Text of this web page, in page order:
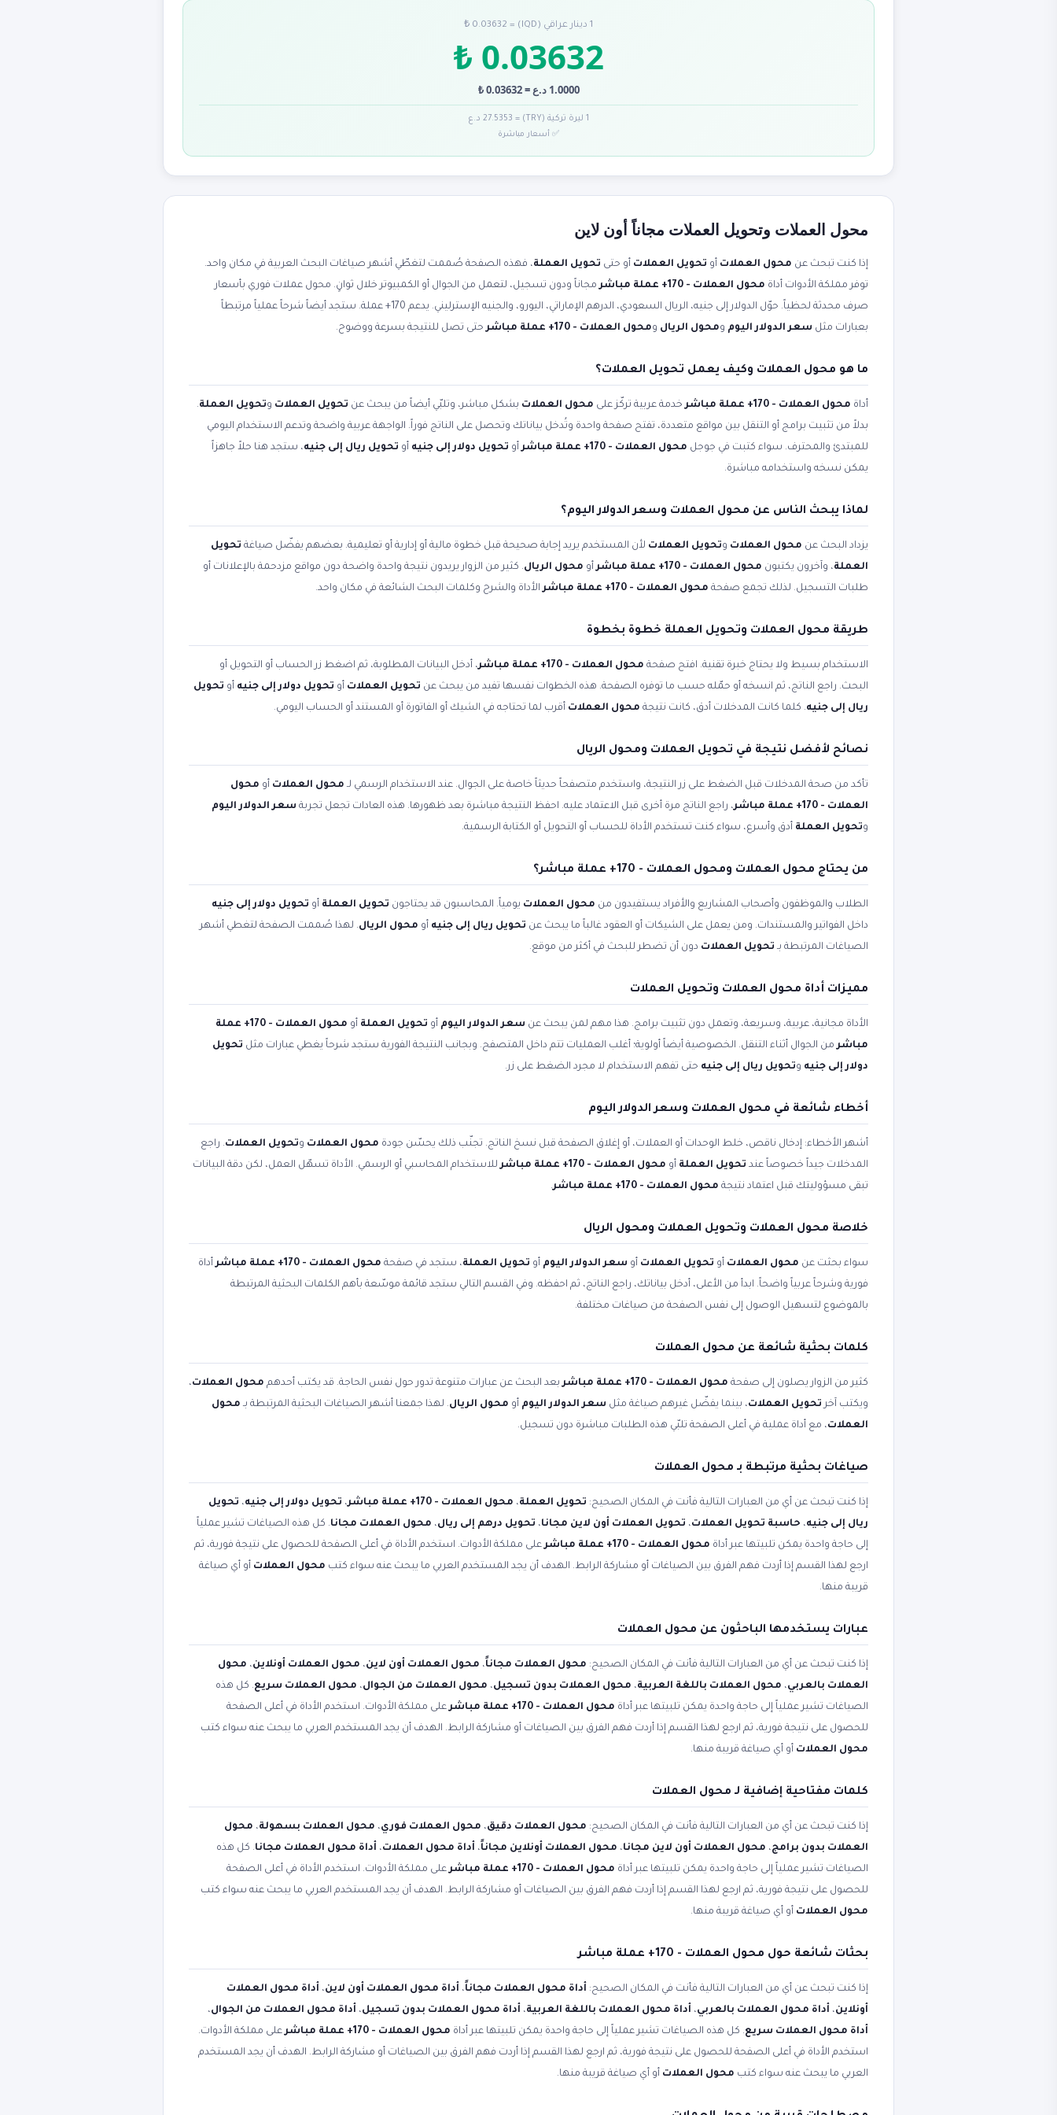
1 دينار عراقي (IQD) = 0.03632 ₺
0.03632 ₺
1.0000 د.ع = 0.03632 ₺
1 ليرة تركية (TRY) = 27.5353 د.ع
✅ أسعار مباشرة
محول العملات وتحويل العملات مجاناً أون لاين
إذا كنت تبحث عن محول العملات أو تحويل العملات أو حتى تحويل العملة، فهذه الصفحة صُممت لتغطّي أشهر صياغات البحث العربية في مكان واحد.
توفر مملكة الأدوات أداة محول العملات - 170+ عملة مباشر
مجاناً ودون تسجيل، لتعمل من الجوال أو الكمبيوتر خلال ثوانٍ. محول عملات فوري بأسعار
صرف محدثة لحظياً. حوّل الدولار إلى جنيه، الريال السعودي، الدرهم الإماراتي، اليورو، والجنيه الإسترليني. يدعم 170+ عملة. ستجد أيضاً شرحاً عملياً مرتبطاً
بعبارات مثل سعر الدولار اليوم ومحول الريال ومحول العملات - 170+ عملة مباشر حتى تصل للنتيجة بسرعة ووضوح.
ما هو محول العملات وكيف يعمل تحويل العملات؟
أداة محول العملات - 170+ عملة مباشر خدمة عربية تركّز على محول العملات بشكل مباشر، وتلبّي أيضاً من يبحث عن تحويل العملات وتحويل العملة.
بدلاً من تثبيت برامج أو التنقل بين مواقع متعددة، تفتح صفحة واحدة وتُدخل بياناتك وتحصل على الناتج فوراً. الواجهة عربية واضحة وتدعم الاستخدام اليومي
للمبتدئ والمحترف. سواء كتبت في جوجل محول العملات - 170+ عملة مباشر أو تحويل دولار إلى جنيه أو تحويل ريال إلى جنيه، ستجد هنا حلاً جاهزاً
يمكن نسخه واستخدامه مباشرة.
لماذا يبحث الناس عن محول العملات وسعر الدولار اليوم؟
يزداد البحث عن محول العملات وتحويل العملات لأن المستخدم يريد إجابة صحيحة قبل خطوة مالية أو إدارية أو تعليمية. بعضهم يفضّل صياغة تحويل
العملة، وآخرون يكتبون محول العملات - 170+ عملة مباشر أو محول الريال. كثير من الزوار يريدون نتيجة واحدة واضحة دون مواقع مزدحمة بالإعلانات أو
طلبات التسجيل. لذلك تجمع صفحة محول العملات - 170+ عملة مباشر الأداة والشرح وكلمات البحث الشائعة في مكان واحد.
طريقة محول العملات وتحويل العملة خطوة بخطوة
الاستخدام بسيط ولا يحتاج خبرة تقنية. افتح صفحة محول العملات - 170+ عملة مباشر
، أدخل البيانات المطلوبة، ثم اضغط زر الحساب أو التحويل أو
البحث. راجع الناتج، ثم انسخه أو حمّله حسب ما توفره الصفحة. هذه الخطوات نفسها تفيد من يبحث عن تحويل العملات أو تحويل دولار إلى جنيه أو تحويل
ريال إلى جنيه. كلما كانت المدخلات أدق، كانت نتيجة محول العملات أقرب لما تحتاجه في الشيك أو الفاتورة أو المستند أو الحساب اليومي.
نصائح لأفضل نتيجة في تحويل العملات ومحول الريال
تأكد من صحة المدخلات قبل الضغط على زر النتيجة، واستخدم متصفحاً حديثاً خاصة على الجوال. عند الاستخدام الرسمي لـ محول العملات أو محول
العملات - 170+ عملة مباشر
، راجع الناتج مرة أخرى قبل الاعتماد عليه. احفظ النتيجة مباشرة بعد ظهورها. هذه العادات تجعل تجربة سعر الدولار اليوم
وتحويل العملة أدق وأسرع، سواء كنت تستخدم الأداة للحساب أو التحويل أو الكتابة الرسمية.
من يحتاج محول العملات ومحول العملات - 170+ عملة مباشر؟
الطلاب والموظفون وأصحاب المشاريع والأفراد يستفيدون من محول العملات يومياً. المحاسبون قد يحتاجون تحويل العملة أو تحويل دولار إلى جنيه
داخل الفواتير والمستندات. ومن يعمل على الشيكات أو العقود غالباً ما يبحث عن تحويل ريال إلى جنيه أو محول الريال. لهذا صُممت الصفحة لتغطي أشهر
الصياغات المرتبطة بـ تحويل العملات دون أن تضطر للبحث في أكثر من موقع.
مميزات أداة محول العملات وتحويل العملات
الأداة مجانية، عربية، وسريعة، وتعمل دون تثبيت برامج. هذا مهم لمن يبحث عن سعر الدولار اليوم أو تحويل العملة أو
محول العملات - 170+ عملة
مباشرمن الجوال أثناء التنقل. الخصوصية أيضاً أولوية؛ أغلب العمليات تتم داخل المتصفح. وبجانب النتيجة الفورية ستجد شرحاً يغطي عبارات مثل تحويل
دولار إلى جنيه وتحويل ريال إلى جنيه حتى تفهم الاستخدام لا مجرد الضغط على زر.
أخطاء شائعة في محول العملات وسعر الدولار اليوم
أشهر الأخطاء: إدخال ناقص، خلط الوحدات أو العملات، أو إغلاق الصفحة قبل نسخ الناتج. تجنّب ذلك يحسّن جودة محول العملات وتحويل العملات. راجع
المدخلات جيداً خصوصاً عند تحويل العملة أو محول العملات - 170+ عملة مباشر
للاستخدام المحاسبي أو الرسمي. الأداة تسهّل العمل، لكن دقة البيانات
تبقى مسؤوليتك قبل اعتماد نتيجة محول العملات - 170+ عملة مباشر .
خلاصة محول العملات وتحويل العملات ومحول الريال
سواء بحثت عن محول العملات أو تحويل العملات أو سعر الدولار اليوم أو تحويل العملة، ستجد في صفحة محول العملات - 170+ عملة مباشر
أداة
فورية وشرحاً عربياً واضحاً. ابدأ من الأعلى، أدخل بياناتك، راجع الناتج، ثم احفظه. وفي القسم التالي ستجد قائمة موسّعة بأهم الكلمات البحثية المرتبطة
بالموضوع لتسهيل الوصول إلى نفس الصفحة من صياغات مختلفة.
كلمات بحثية شائعة عن محول العملات
كثير من الزوار يصلون إلى صفحة محول العملات - 170+ عملة مباشر بعد البحث عن عبارات متنوعة تدور حول نفس الحاجة. قد يكتب أحدهم محول العملات،
ويكتب آخر تحويل العملات، بينما يفضّل غيرهم صياغة مثل سعر الدولار اليوم أو محول الريال. لهذا جمعنا أشهر الصياغات البحثية المرتبطة بـ محول
العملات، مع أداة عملية في أعلى الصفحة تلبّي هذه الطلبات مباشرة دون تسجيل.
صياغات بحثية مرتبطة بـ محول العملات
إذا كنت تبحث عن أي من العبارات التالية فأنت في المكان الصحيح: تحويل العملة، محول العملات - 170+ عملة مباشر ، تحويل دولار إلى جنيه، تحويل
ريال إلى جنيه، حاسبة تحويل العملات، تحويل العملات أون لاين مجانا، تحويل درهم إلى ريال، محول العملات مجانا. كل هذه الصياغات تشير عملياً
إلى حاجة واحدة يمكن تلبيتها عبر أداة محول العملات - 170+ عملة مباشر
على مملكة الأدوات. استخدم الأداة في أعلى الصفحة للحصول على نتيجة فورية، ثم
ارجع لهذا القسم إذا أردت فهم الفرق بين الصياغات أو مشاركة الرابط. الهدف أن يجد المستخدم العربي ما يبحث عنه سواء كتب محول العملات أو أي صياغة
قريبة منها.
عبارات يستخدمها الباحثون عن محول العملات
إذا كنت تبحث عن أي من العبارات التالية فأنت في المكان الصحيح: محول العملات مجاناً، محول العملات أون لاين، محول العملات أونلاين، محول
العملات بالعربي، محول العملات باللغة العربية، محول العملات بدون تسجيل، محول العملات من الجوال، محول العملات سريع. كل هذه
الصياغات تشير عملياً إلى حاجة واحدة يمكن تلبيتها عبر أداة محول العملات - 170+ عملة مباشر
على مملكة الأدوات. استخدم الأداة في أعلى الصفحة
للحصول على نتيجة فورية، ثم ارجع لهذا القسم إذا أردت فهم الفرق بين الصياغات أو مشاركة الرابط. الهدف أن يجد المستخدم العربي ما يبحث عنه سواء كتب
محول العملات أو أي صياغة قريبة منها.
كلمات مفتاحية إضافية لـ محول العملات
إذا كنت تبحث عن أي من العبارات التالية فأنت في المكان الصحيح: محول العملات دقيق، محول العملات فوري، محول العملات بسهولة، محول
العملات بدون برامج، محول العملات أون لاين مجانا، محول العملات أونلاين مجاناً، أداة محول العملات، أداة محول العملات مجانا. كل هذه
الصياغات تشير عملياً إلى حاجة واحدة يمكن تلبيتها عبر أداة محول العملات - 170+ عملة مباشر
على مملكة الأدوات. استخدم الأداة في أعلى الصفحة
للحصول على نتيجة فورية، ثم ارجع لهذا القسم إذا أردت فهم الفرق بين الصياغات أو مشاركة الرابط. الهدف أن يجد المستخدم العربي ما يبحث عنه سواء كتب
محول العملات أو أي صياغة قريبة منها.
بحثات شائعة حول محول العملات - 170+ عملة مباشر
إذا كنت تبحث عن أي من العبارات التالية فأنت في المكان الصحيح: أداة محول العملات مجاناً، أداة محول العملات أون لاين، أداة محول العملات
أونلاين، أداة محول العملات بالعربي، أداة محول العملات باللغة العربية، أداة محول العملات بدون تسجيل، أداة محول العملات من الجوال،
أداة محول العملات سريع. كل هذه الصياغات تشير عملياً إلى حاجة واحدة يمكن تلبيتها عبر أداة محول العملات - 170+ عملة مباشر
على مملكة الأدوات.
استخدم الأداة في أعلى الصفحة للحصول على نتيجة فورية، ثم ارجع لهذا القسم إذا أردت فهم الفرق بين الصياغات أو مشاركة الرابط. الهدف أن يجد المستخدم
العربي ما يبحث عنه سواء كتب محول العملات أو أي صياغة قريبة منها.